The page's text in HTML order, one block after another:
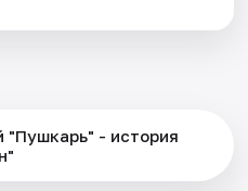
"Пушкарь" - история